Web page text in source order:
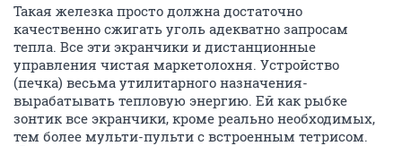
Такая железка просто должна достаточно
качественно сжигать уголь адекватно запросам
тепла. Все эти экранчики и дистанционные
управления чистая маркетолохня. Устройство
(печка) весьма утилитарного назначения-
вырабатывать тепловую энергию. Ей как рыбке
зонтик все экранчики, кроме реально необходимых,
тем более мульти-пульти с встроенным тетрисом.